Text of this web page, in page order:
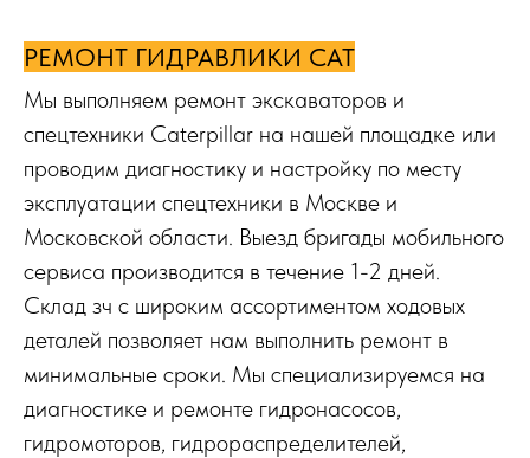
РЕМОНТ ГИДРАВЛИКИ CAT
Мы выполняем ремонт экскаваторов и
спецтехники Caterpillar на нашей площадке или
проводим диагностику и настройку по месту
эксплуатации спецтехники в Москве и
Московской области. Выезд бригады мобильного
сервиса производится в течение 1-2 дней.
Склад зч с широким ассортиментом ходовых
деталей позволяет нам выполнить ремонт в
минимальные сроки. Мы специализируемся на
диагностике и ремонте гидронасосов,
гидромоторов, гидрораспределителей,